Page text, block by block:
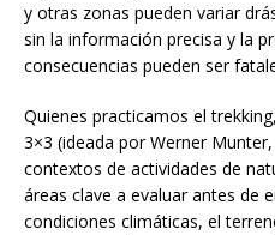
y otras zonas pueden variar
sin la información precisa y la
consecuencias pueden ser
Quienes practicamos el
3×3 (ideada por Werner
contextos de actividades de
áreas clave a evaluar antes de
condiciones climáticas, el